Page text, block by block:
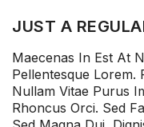
JUST A
Maecenas In Est At
Pellentesque Lorem.
Nullam Vitae Purus
Rhoncus Orci. Sed